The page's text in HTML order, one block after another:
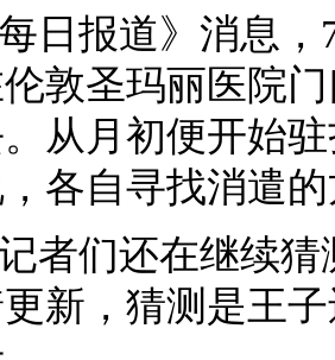
日报道》消息，
敦圣玛丽医院
从月初便开始
各自寻找消遣
者们还在继续
新，猜测是王